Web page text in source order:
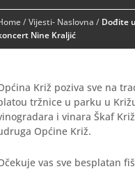
/Vijesti- Naslovna / Dođite
Nine Kraljić
Križ poziva sve na
tržnice u parku u
i vinara Škaf
Općine Križ.
vas sve besplatan